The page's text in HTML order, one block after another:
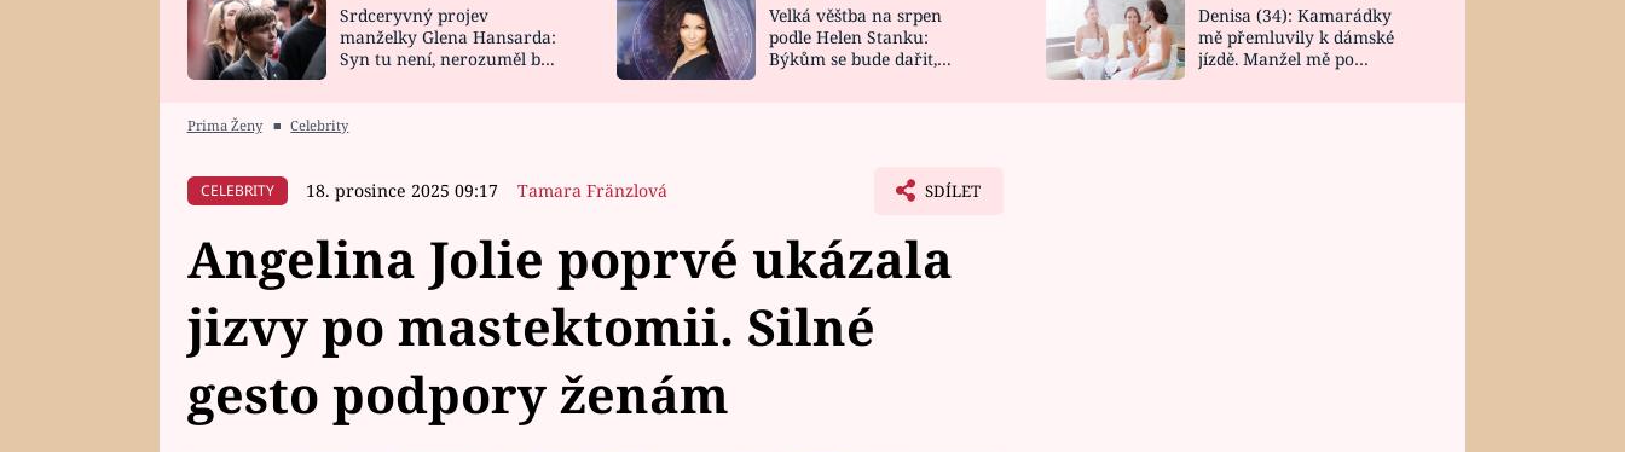
HOROSKOP NA
CELEBRITY
VAŘENÍ
NOVINKY
VIDEORECEPTY
DESIGN
Srdceryvný projev
manželky Glena Hansarda:
Syn tu není, nerozuměl by
Velká věštba na srpen
podle Helen Stanku:
Býkům se bude dařit,
Denisa (34): Kamarádky
mě přemluvily k dámské
jízdě. Manžel mě po
Prima Ženy ■ Celebrity
CELEBRITY 18. prosince 2025 09:17 Tamara Fränzlová SDÍLET
Angelina Jolie poprvé ukázala
jizvy po mastektomii. Silné
gesto podpory ženám